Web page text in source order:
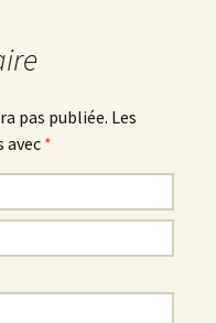
pas publiée. Les
avec *